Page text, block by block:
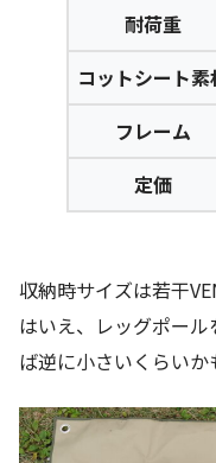
耐荷重
コットシート素
フレーム
定価
収納時サイズは若干
はいえ、レッグポー
ば逆に小さいくらいか